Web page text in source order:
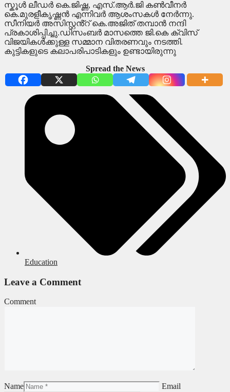
സ്കൂൾ ലീഡർ കെ.ജിഷ്ണ, എസ്.ആർ.ജി കൺവീനർ
കെ.മുരളീകൃഷ്ണൻ എന്നിവർ ആശംസകൾ നേർന്നു.
സീനിയർ അസിസ്റ്റൻ്റ് കെ.അജിത് തമ്പാൻ നന്ദി
പ്രകാശിപ്പിച്ചു.ഡിസംബർ മാസത്തെ ജി.കെ ക്വിസ്
വിജയികൾക്കുള്ള സമ്മാന വിതരണവും നടത്തി.
കുട്ടികളുടെ കലാപരിപാടികളും ഉണ്ടായിരുന്നു
Spread the News
Education
Leave a Comment
Comment
Name
Email